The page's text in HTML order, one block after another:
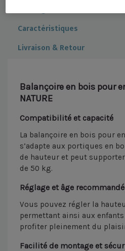
Caractéristiques
Livraison & Retour
Balançoire en bois pour
NATURE
Compatibilité et capacité
La balançoire en bois pour
s’adapte aux portiques en
de hauteur et peut
de 50 kg.
Réglage et âge recommandé
Vous pouvez régler la
permettant ainsi aux enfants
profiter pleinement du
Facilité de montage et